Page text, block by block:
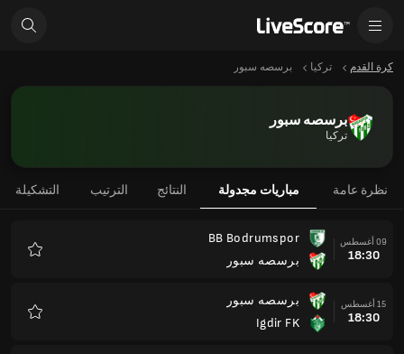
كرة القدم تركيا برسصه سبور
برسصه سبور
تركيا
نظرة عامة مباريات مجدولة النتائج الترتيب التشكيلة
09 أغسطس
18:30
BB Bodrumspor
برسصه سبور
15 أغسطس
18:30
برسصه سبور
Igdir FK